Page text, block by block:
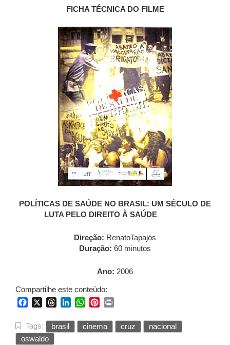
FICHA TÉCNICA DO FILME
POLÍTICAS DE SAÚDE NO BRASIL: UM SÉCULO DE
LUTA PELO DIREITO À SAÚDE
Direção: RenatoTapajós
Duração: 60 minutos
Ano: 2006
Compartilhe este conteúdo:
FacebookThreadsLinkedInWhatsApp
Pinterest
Tags: brasil cinema cruz
nacional
oswaldo